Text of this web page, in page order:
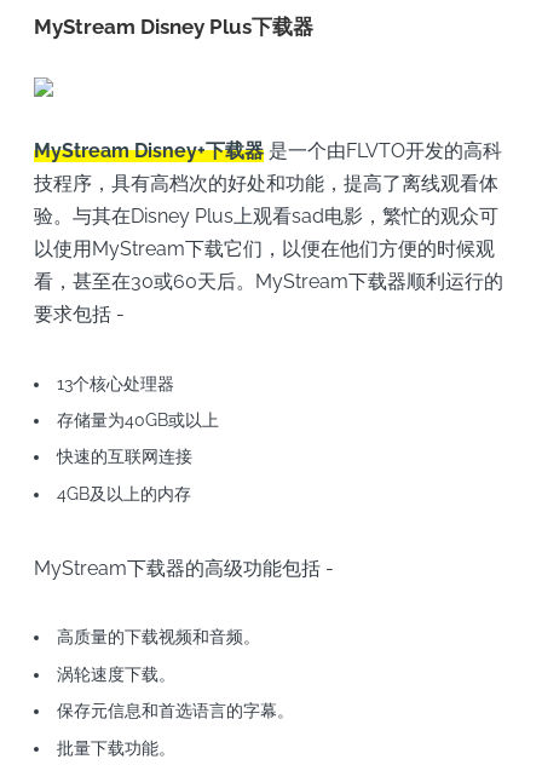
MyStream Disney Plus下载器
MyStream Disney+下载器是一个由FLVTO开发的高科
技程序，具有高档次的好处和功能，提高了离线观看体
验。与其在Disney Plus上观看sad电影，繁忙的观众可
以使用MyStream下载它们，以便在他们方便的时候观
看，甚至在30或60天后。MyStream下载器顺利运行的
要求包括 -
13个核心处理器
存储量为40GB或以上
快速的互联网连接
4GB及以上的内存
MyStream下载器的高级功能包括 -
高质量的下载视频和音频。
涡轮速度下载。
保存元信息和首选语言的字幕。
批量下载功能。